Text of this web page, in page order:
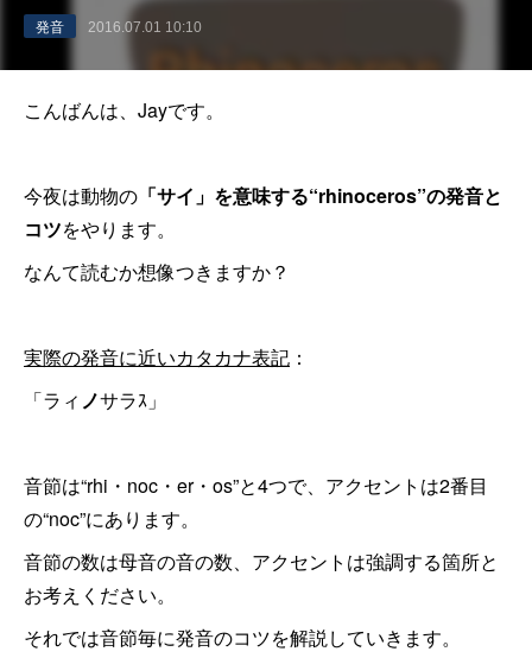
発音 2016.07.01 10:10
こんばんは、Jayです。
今夜は動物の 「サイ」を意味する“rhinoceros”の発音と
コツをやります。
なんて読むか想像つきますか？
実際の発音に近いカタカナ表記 ：
「ラィ ノサラｽ」
音節は“rhi・noc・er・os”と4つで、アクセントは2番目
の“noc”にあります。
音節の数は母音の音の数、アクセントは強調する箇所と
お考えください。
それでは音節毎に発音のコツを解説していきます。